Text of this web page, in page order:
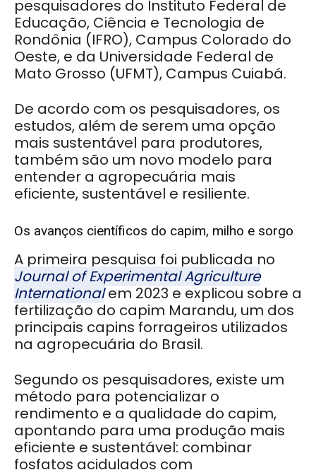
pesquisadores do Instituto Federal de
Educação, Ciência e Tecnologia de
Rondônia (IFRO), Campus Colorado do
Oeste, e da Universidade Federal de
Mato Grosso (UFMT), Campus Cuiabá.
De acordo com os pesquisadores, os
estudos, além de serem uma opção
mais sustentável para produtores,
também são um novo modelo para
entender a agropecuária mais
eficiente, sustentável e resiliente.
Os avanços científicos do capim, milho e sorgo
A primeira pesquisa foi publicada no
Journal of Experimental Agriculture
Internationalem 2023 e explicou sobre a
fertilização do capim Marandu, um dos
principais capins forrageiros utilizados
na agropecuária do Brasil.
Segundo os pesquisadores, existe um
método para potencializar o
rendimento e a qualidade do capim,
apontando para uma produção mais
eficiente e sustentável: combinar
fosfatos acidulados com